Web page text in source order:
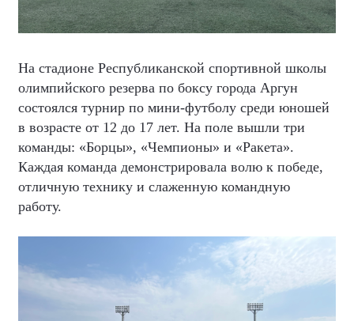
На стадионе Республиканской спортивной школы
олимпийского резерва по боксу города Аргун
состоялся турнир по мини-футболу среди юношей
в возрасте от 12 до 17 лет. На поле вышли три
команды: «Борцы», «Чемпионы» и «Ракета».
Каждая команда демонстрировала волю к победе,
отличную технику и слаженную командную
работу.